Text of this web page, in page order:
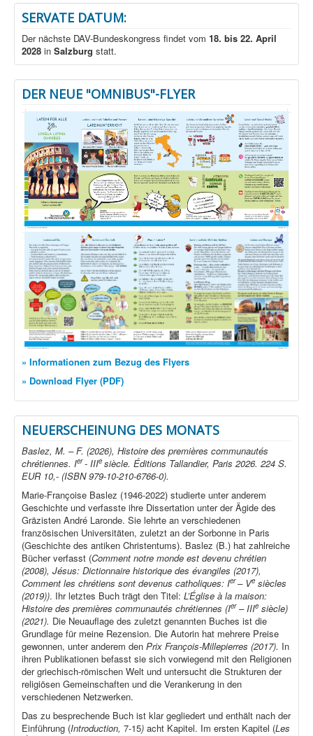
SERVATE DATUM:
Der nächste DAV-Bundeskongress findet vom 18. bis 22. April
2028 in Salzburg statt.
DER NEUE "OMNIBUS"-FLYER
» Informationen zum Bezug des Flyers
» Download Flyer (PDF)
NEUERSCHEINUNG DES MONATS
Baslez, M. – F. (2026), Histoire des premières communautés
chrétiennes. Ier- IIIe siècle. Éditions Tallandier, Paris 2026. 224 S.
EUR 10,- (ISBN 979-10-210-6766-0).
Marie-Françoise Baslez (1946-2022) studierte unter anderem
Geschichte und verfasste ihre Dissertation unter der Ägide des
Gräzisten André Laronde. Sie lehrte an verschiedenen
französischen Universitäten, zuletzt an der Sorbonne in Paris
(Geschichte des antiken Christentums). Baslez (B.) hat zahlreiche
Bücher verfasst (Comment notre monde est devenu chrétien
(2008), Jésus: Dictionnaire historique des évangiles (2017),
Comment les chrétiens sont devenus catholiques: Ier– Ve siècles
(2019)). Ihr letztes Buch trägt den Titel: L’Église à la maison:
Histoire des premières communautés chrétiennes (Ier– IIIe siècle)
(2021). Die Neuauflage des zuletzt genannten Buches ist die
Grundlage für meine Rezension. Die Autorin hat mehrere Preise
gewonnen, unter anderem den Prix François-Millepierres (2017). In
ihren Publikationen befasst sie sich vorwiegend mit den Religionen
der griechisch-römischen Welt und untersucht die Strukturen der
religiösen Gemeinschaften und die Verankerung in den
verschiedenen Netzwerken.
Das zu besprechende Buch ist klar gegliedert und enthält nach der
Einführung (Introduction, 7-15) acht Kapitel. Im ersten Kapitel (Les